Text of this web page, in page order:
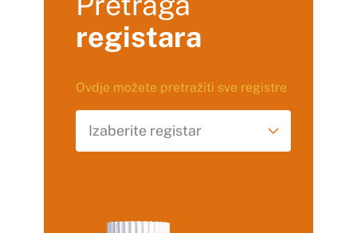
registara
Ovdje možete pretražiti sve registre